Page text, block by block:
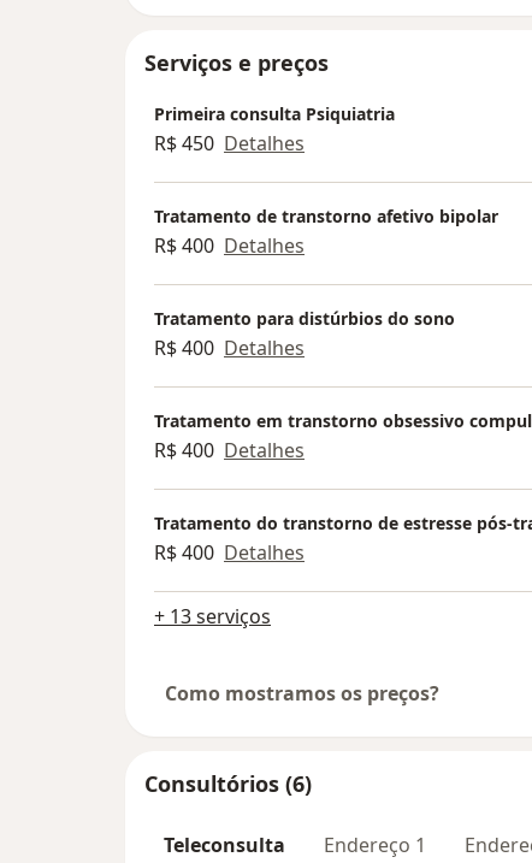
Serviços e preços
Primeira consulta Psiquiatria
R$ 450 Detalhes
Tratamento de transtorno afetivo bipolar
R$ 400 Detalhes
Tratamento para distúrbios do sono
R$ 400 Detalhes
Tratamento em transtorno obsessivo
R$ 400 Detalhes
Tratamento do transtorno de estresse pós-
R$ 400 Detalhes
+ 13 serviços
Como mostramos os preços?
Consultórios (6)
Teleconsulta Endereço 1